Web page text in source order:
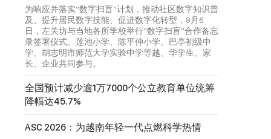
为响应并落实“数字扫盲”计划，推动社区数字知识普
及、提升居民数字技能、促进数字化转型，8月6
日，左关坊与当地各所学校举行“数字扫盲”合作备忘
录签署仪式。莲池小学、陈平仲小学、巴亭初级中
学、胡志明市师范大学实验中学等越、华学生、家
长、企业共同参与。
全国预计减少逾1万7000个公立教育单位统筹
降幅达45.7%
ASC 2026：为越南年轻一代点燃科学热情